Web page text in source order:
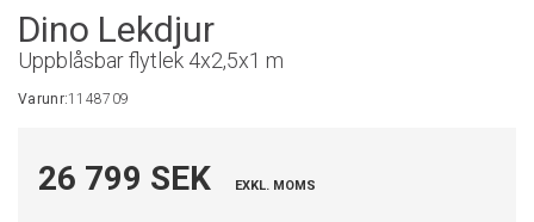
Dino Lekdjur
Uppblåsbar flytlek 4x2,5x1 m
Varunr:1148709
26 799 SEK EXKL. MOMS